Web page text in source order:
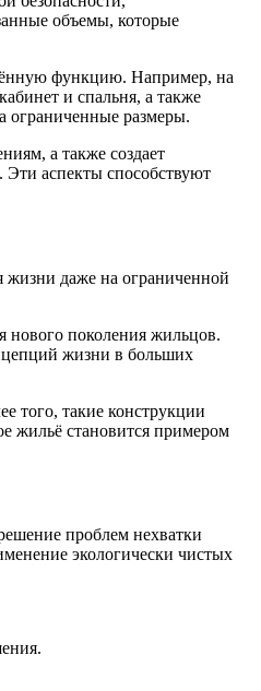
объемы, которые
функцию. Например, на
и спальня, а также
ограниченные размеры.
а также создает
аспекты способствуют
жизни даже на ограниченной
нового поколения жильцов.
жизни в больших
того, такие конструкции
жильё становится примером
проблем нехватки
экологически чистых